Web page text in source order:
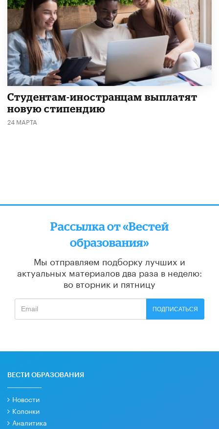
Студентам-иностранцам выплатят
новую стипендию
24 МАРТА
Рассылка от «Вестей
образования»
Мы отправляем подборку лучших и
актуальных материалов два раза в неделю:
во вторник и пятницу
ПОДПИСАТЬСЯ
ВЕСТИ ОБРАЗОВАНИЯ
Новости
Колонки
Аналитика